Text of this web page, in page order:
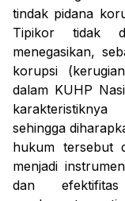
tindak pidana
Tipikor tidak
menegasikan,
korupsi
dalam KUHP
sehingga
hukum tersebut
menjadi
dan